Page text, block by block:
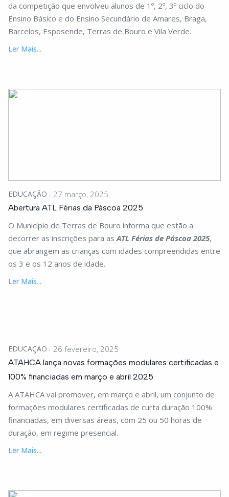
da competição que envolveu alunos de 1º, 2º, 3º ciclo do
Ensino Básico e do Ensino Secundário de Amares, Braga,
Barcelos, Esposende, Terras de Bouro e Vila Verde.
Ler Mais...
EDUCAÇÃO 27 março, 2025
Abertura ATL Férias da Páscoa 2025
O Município de Terras de Bouro informa que estão a
decorrer as inscrições para asATL Férias de Páscoa2025,
que abrangem as crianças com idades compreendidas entre
os 3 e os 12 anos de idade.
Ler Mais...
EDUCAÇÃO 26 fevereiro, 2025
ATAHCA lança novas formações modulares certificadas e
100% financiadas em março e abril 2025
A ATAHCA vai promover, em março e abril, um conjunto de
formações modulares certificadas de curta duração 100%
financiadas, em diversas áreas, com 25 ou 50 horas de
duração, em regime presencial.
Ler Mais...